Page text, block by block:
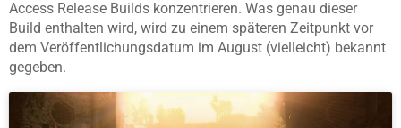
Access Release Builds konzentrieren. Was genau dieser
Build enthalten wird, wird zu einem späteren Zeitpunkt vor
dem Veröffentlichungsdatum im August (vielleicht) bekannt
gegeben.